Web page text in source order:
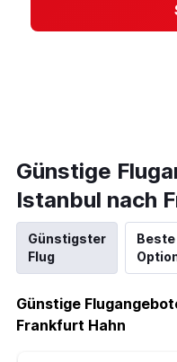
Günstige
Istanbul nach
Günstigster
Flug
Beste
Günstige
Frankfurt Hahn